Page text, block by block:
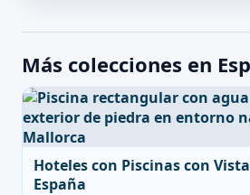
Más colecciones en
Hoteles con Piscinas con
España